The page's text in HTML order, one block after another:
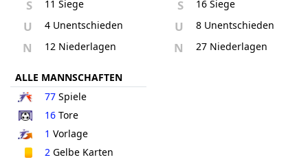
S 11 Siege
U 4 Unentschieden
N 12 Niederlagen
S 16 Siege
U 8 Unentschieden
N 27 Niederlagen
ALLE MANNSCHAFTEN
77 Spiele
16 Tore
1 Vorlage
2 Gelbe Karten